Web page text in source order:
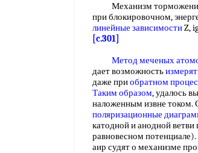
Механизм торможения
при блокировочном,
линейные зависимостиZ,
[c.301]
Метод меченых
дает возможность
даже приобратном
Таким образом, удалось
наложенным извне током.
поляризационные
катодной и анодной
равновесном
аир судят о механизме